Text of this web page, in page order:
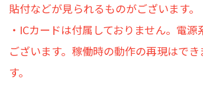
貼付などが見られるものがございます。
・ICカードは付属しておりません。電
ございます。稼働時の動作の再現はで
す。